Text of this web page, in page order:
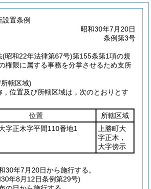
設置条例
昭和30年7月20日
条例第3号
(昭和22年法律第67号)第155条第1項の規
権限に属する事務を分掌させるため支所
轄区域)
，位置及び所轄区域は，次のとおりとす
位置
所轄区域
字正木字平間110番地1
上勝町大
字正木，
大字傍示
30年7月20日から施行する。
年8月12日条例第29号)